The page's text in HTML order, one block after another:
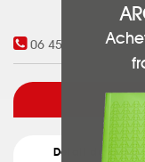
06 45 90 15 56
Détail du projet